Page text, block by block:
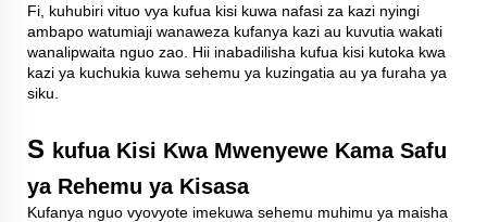
Fi, kuhubiri vituo vya kufua kisi kuwa nafasi za kazi nyingi
ambapo watumiaji wanaweza kufanya kazi au kuvutia wakati
wanalipwaita nguo zao. Hii inabadilisha kufua kisi kutoka kwa
kazi ya kuchukia kuwa sehemu ya kuzingatia au ya furaha ya
siku.
S kufua Kisi Kwa Mwenyewe Kama Safu
ya Rehemu ya Kisasa
Kufanya nguo vyovyote imekuwa sehemu muhimu ya maisha